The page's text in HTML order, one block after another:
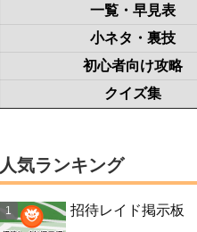
一覧・早見表
小ネタ・裏技
初心者向け攻略
クイズ集
人気ランキング
招待レイド掲示板